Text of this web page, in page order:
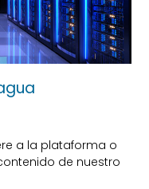
a la plataforma o
de nuestro